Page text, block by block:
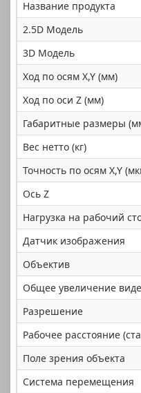
Название продукта
2.5D Модель
3D Модель
Ход по осям X,Y (мм)
Ход по оси Z (мм)
Габаритные размеры
Вес нетто (кг)
Точность по осям X,Y
Ось Z
Нагрузка на рабочий
Датчик изображения
Объектив
Общее увеличение
Разрешение
Рабочее расстояние
Поле зрения объекта
Система перемещения